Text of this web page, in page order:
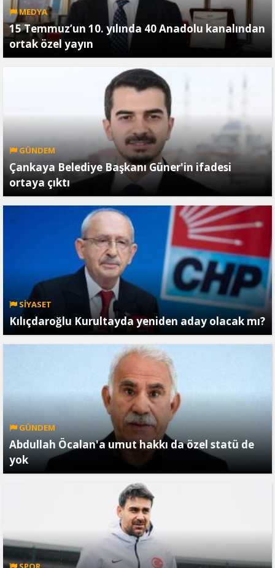
MEDYA
15 Temmuz’un 10. yılında 40 Anadolu kanalından
ortak özel yayın
GÜNDEM
Çankaya Belediye Başkanı Güner'in ifadesi
ortaya çıktı
SİYASET
Kılıçdaroğlu Kurultayda yeniden aday olacak mı?
GÜNDEM
Abdullah Öcalan'a umut hakkı da özel statü de
yok